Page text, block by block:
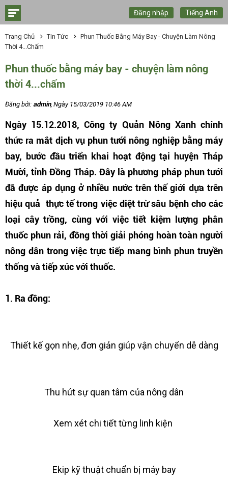
Đăng nhập Tiếng Anh
Trang Chủ Tin Tức
Phun Thuốc Bằng Máy Bay - Chuyện Làm Nông
Thời 4...chấm
Phun thuốc bằng máy bay - chuyện làm nông
thời 4...chấm
Đăng bởi: admin, Ngày 15/03/2019 10:46 AM
Ngày 15.12.2018, Công ty Quản Nông Xanh chính
thức ra mắt dịch vụ phun tưới nông nghiệp bằng máy
bay, bước đầu triển khai hoạt động tại huyện Tháp
Mười, tỉnh Đồng Tháp. Đây là phương pháp phun tưới
đã được áp dụng ở nhiều nước trên thế giới dựa trên
hiệu quả thực tế trong việc diệt trừ sâu bệnh cho các
loại cây trồng, cùng với việc tiết kiệm lượng phân
thuốc phun rải, đồng thời giải phóng hoàn toàn người
nông dân trong việc trực tiếp mang bình phun truyền
thống và tiếp xúc với thuốc.
1. Ra đồng:
Thiết kế gọn nhẹ, đơn giản giúp vận chuyển dễ dàng
Thu hút sự quan tâm của nông dân
Xem xét chi tiết từng linh kiện
Ekip kỹ thuật chuẩn bị máy bay